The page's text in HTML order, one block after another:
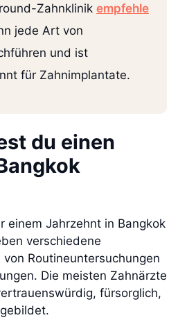
Zahnklinik empfehle
jede Art von
und ist
für Zahnimplantate.
du einen
einem Jahrzehnt in Bangkok
verschiedene
Routineuntersuchungen
Die meisten Zahnärzte
fürsorglich,